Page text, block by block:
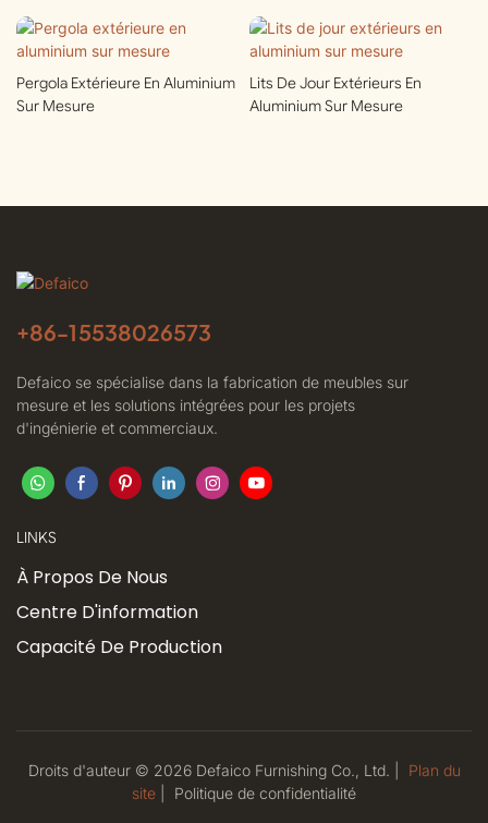
Pergola Extérieure En Aluminium
Sur Mesure
Lits De Jour Extérieurs En
Aluminium Sur Mesure
+86-15538026573
Defaico se spécialise dans la fabrication de meubles sur
mesure et les solutions intégrées pour les projets
d'ingénierie et commerciaux.
LINKS
À Propos De Nous
Centre D'information
Capacité De Production
Droits d'auteur © 2026 Defaico Furnishing Co., Ltd. |
Plan du
site
Politique de confidentialité